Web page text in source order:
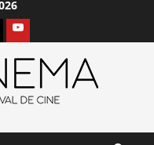
Youtube